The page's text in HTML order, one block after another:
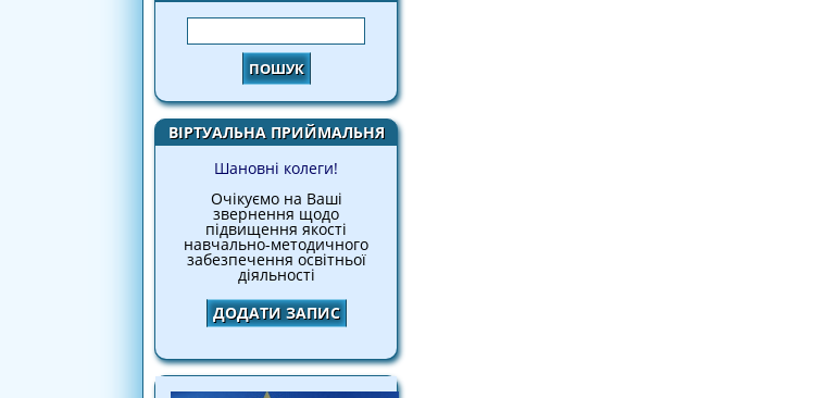
Пошук
ВІРТУАЛЬНА ПРИЙМАЛЬНЯ
Шановні колеги!
Очікуємо на Ваші
звернення щодо
підвищення якості
навчально-методичного
забезпечення освітньої
діяльності
ДОДАТИ ЗАПИС